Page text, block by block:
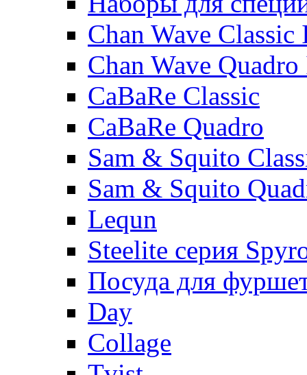
Chan Wave
Chan Wave
CaBaRe Classic
CaBaRe Quadro
Sam & Squito
Sam & Squito
Lequn
Steelite серия
Посуда для
Day
Collage